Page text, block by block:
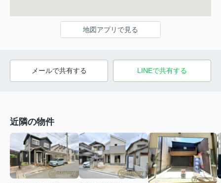
地図アプリで見る
メールで共有する LINEで共有する
近隣の物件